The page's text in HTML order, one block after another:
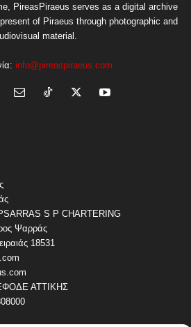
PireasPiraeus serves as a digital archive
of Piraeus through photographic and
material.
info@pireaspiraeus.com
PSARRAS S P CHARTERING
Ψαρράς
18531
ΑΤΤΙΚΗΣ